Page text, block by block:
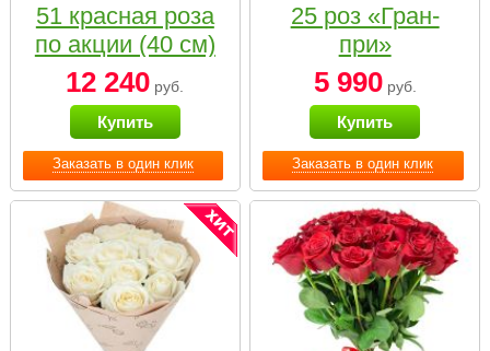
Заказать в один клик
51 красная роза
по акции (40 см)
12 240 руб.
Купить
Заказать в один клик
25 роз «Гран-
при»
5 990руб.
Купить